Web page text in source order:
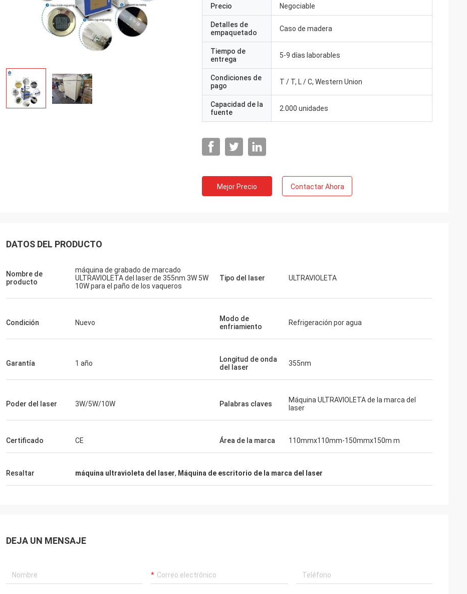
bien. ¡como ella!
Gustavo
son bien diseñados y preparados
cuidadosamente. ¡Las miradas multan!
Precio Negociable
Detalles de
empaquetado
Caso de madera
Tiempo de
entrega
5-9 días laborables
Condiciones de
pago
T / T, L / C, Western Union
Capacidad de la
fuente
2.000 unidades
Mejor Precio Contactar Ahora
DATOS DEL PRODUCTO
Nombre de
producto
máquina de grabado de marcado
ULTRAVIOLETA del laser de 355nm 3W 5W
10W para el paño de los vaqueros
Tipo del laser ULTRAVIOLETA
Condición Nuevo
Modo de
enfriamiento
Refrigeración por agua
Garantía 1 año
Longitud de onda
del laser
355nm
Poder del laser 3W/5W/10W Palabras claves
Máquina ULTRAVIOLETA de la marca del
laser
Certificado CE Área de la marca 110mmx110mm-150mmx150m m
Resaltar máquina ultravioleta del laser, Máquina de escritorio de la marca del laser
DEJA UN MENSAJE